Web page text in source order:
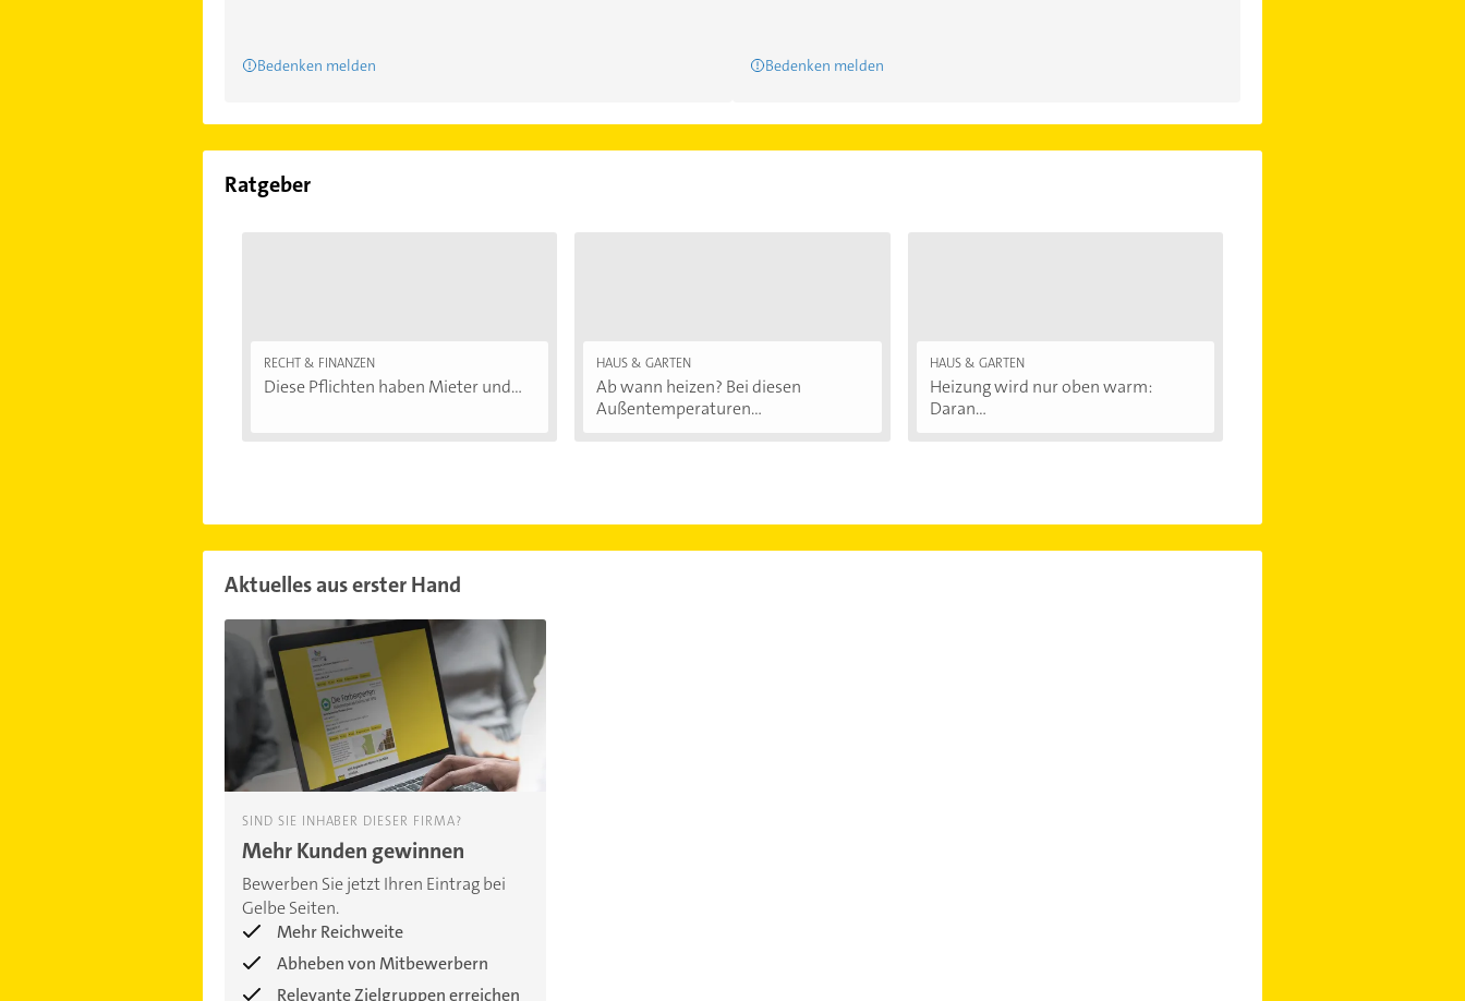
Bedenken melden Bedenken melden
Ratgeber
RECHT & FINANZEN
Diese Pflichten haben Mieter und...
HAUS & GARTEN
Ab wann heizen? Bei diesen
Außentemperaturen...
HAUS & GARTEN
Heizung wird nur oben warm:
Daran...
Aktuelles aus erster Hand
SIND SIE INHABER DIESER FIRMA?
Mehr Kunden gewinnen
Bewerben Sie jetzt Ihren Eintrag bei
Gelbe Seiten.
Mehr Reichweite
Abheben von Mitbewerbern
Relevante Zielgruppen erreichen